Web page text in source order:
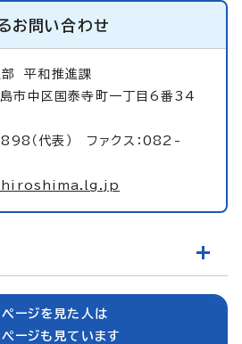
お問い合わせ
部平和推進課
中区国泰寺町一丁目6番34
（代表） ファクス：082-
ページを見た人は
ページも見ています